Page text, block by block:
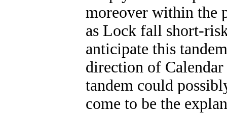
moreover within the
as Lock fall short-
anticipate this
direction of
tandem could
come to be the